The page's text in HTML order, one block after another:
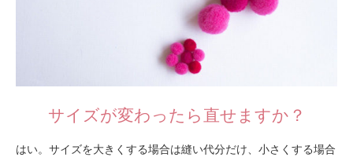
サイズが変わったら直せますか？
はい。サイズを大きくする場合は縫い代分だけ、小さくする場合